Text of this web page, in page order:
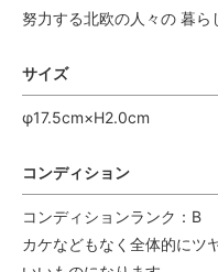
努力する北欧の人々の 暮ら
サイズ
φ17.5cm×H2.0cm
コンディション
コンディションランク：B
カケなどもなく全体的にツ